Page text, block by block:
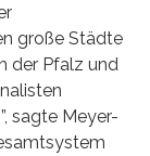
große Städte
der Pfalz und
sagte Meyer-